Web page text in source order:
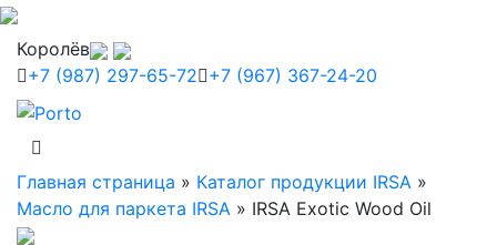
Королёв
+7 (987) 297-65-72 +7 (967) 367-24-20
Главная страница » Каталог продукции IRSA »
Масло для паркета IRSA » IRSA Exotic Wood Oil